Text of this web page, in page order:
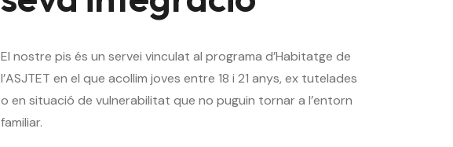
El nostre pis és un servei vinculat al programa d’Habitatge de
l’ASJTET en el que acollim joves entre 18 i 21 anys, ex tutelades
o en situació de vulnerabilitat que no puguin tornar a l’entorn
familiar.